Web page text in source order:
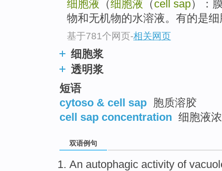
细胞液 （细胞液 （cell sap）：
物和无机物的水溶液。有的是
基于781个网页-相关网页
细胞浆
透明浆
短语
cytoso & cell sap 胞质溶胶
cell sap concentration 细胞液
双语例句
An autophagic activity of